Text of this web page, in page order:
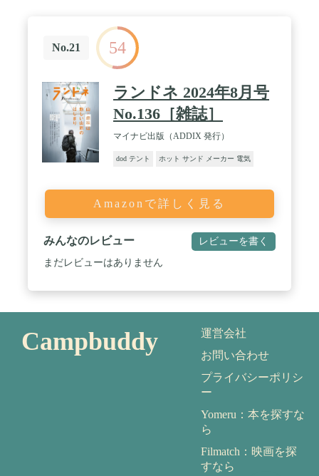
No.21 54
ランドネ 2024年8月号
No.136［雑誌］
マイナビ出版（ADDIX 発行）
dod テント ホット サンド メーカー 電気
Amazonで詳しく見る
みんなのレビュー レビューを書く
まだレビューはありません
Campbuddy
運営会社
お問い合わせ
プライバシーポリシ
ー
Yomeru：本を探すな
ら
Filmatch：映画を探
すなら